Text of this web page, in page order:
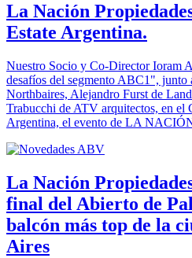
La Nación
Estate Argentina.
Nuestro Socio y Co-Director Ioram
desafíos del segmento ABC1", junto
Northbaires, Alejandro Furst de
Trabucchi de ATV arquitectos, en el
Argentina, el evento de LA
La Nación
final del Abierto de
balcón más top de la
Aires